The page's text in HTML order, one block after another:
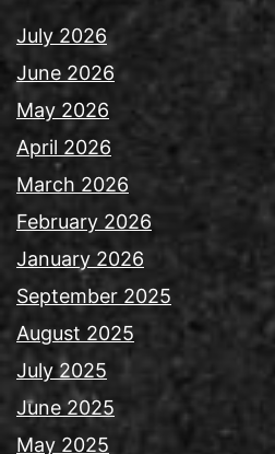
July 2026
June 2026
May 2026
April 2026
March 2026
February 2026
January 2026
September 2025
August 2025
July 2025
June 2025
May 2025